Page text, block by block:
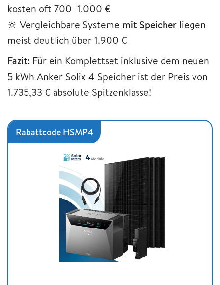
kosten oft 700–1.000 €
🔆 Vergleichbare Systeme mit Speicher liegen
meist deutlich über 1.900 €
Fazit: Für ein Komplettset inklusive dem neuen
5 kWh Anker Solix 4 Speicher ist der Preis von
1.735,33 € absolute Spitzenklasse!
Rabattcode HSMP4